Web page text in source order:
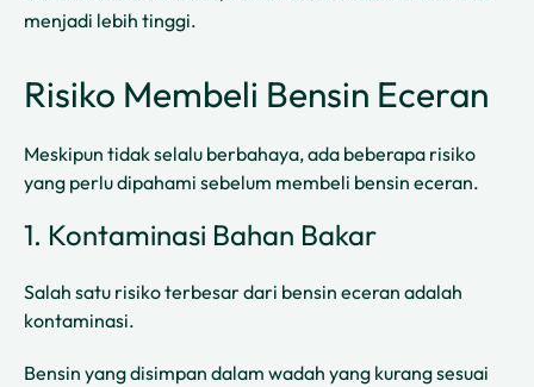
menjadi lebih tinggi.
Risiko Membeli Bensin Eceran
Meskipun tidak selalu berbahaya, ada beberapa risiko
yang perlu dipahami sebelum membeli bensin eceran.
1. Kontaminasi Bahan Bakar
Salah satu risiko terbesar dari bensin eceran adalah
kontaminasi.
Bensin yang disimpan dalam wadah yang kurang sesuai